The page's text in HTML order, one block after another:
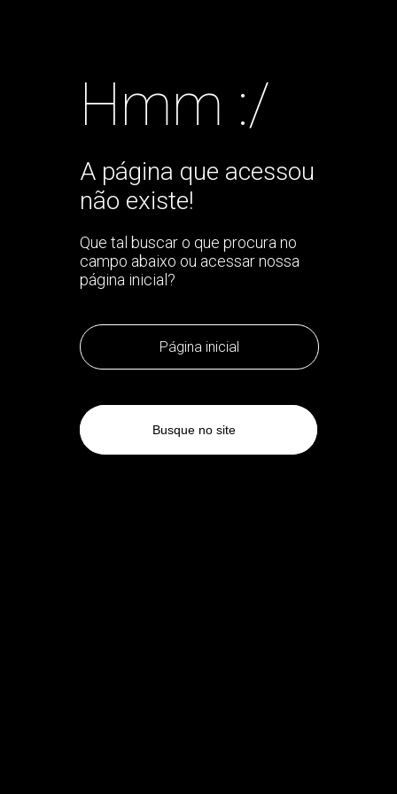
Hmm :/
A página que acessou
não existe!
Que tal buscar o que procura no
campo abaixo ou acessar nossa
página inicial?
Página inicial